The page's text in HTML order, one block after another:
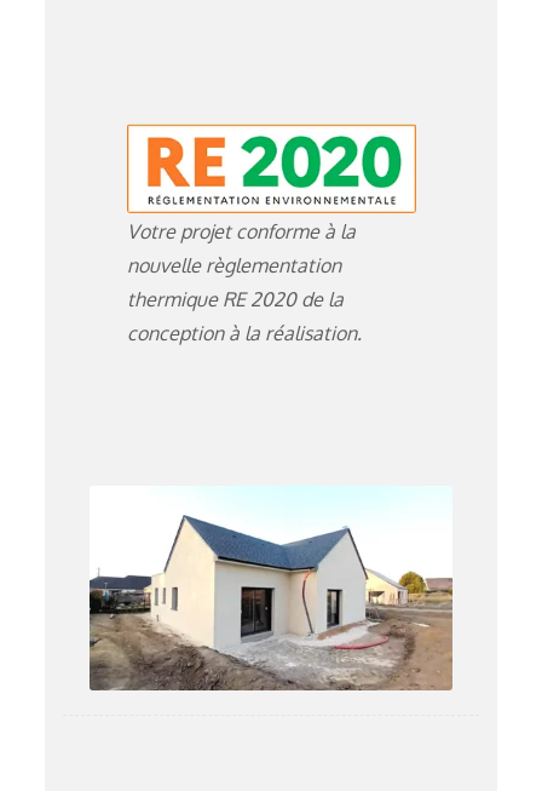
Votre projet conforme à la
nouvelle règlementation
thermique RE 2020 de la
conception à la réalisation.